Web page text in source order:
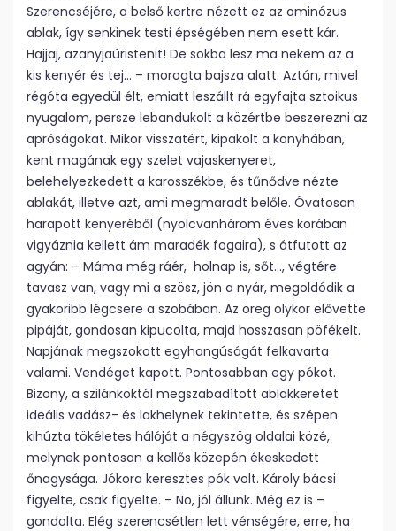
Szerencséjére, a belső kertre nézett ez az ominózus
ablak, így senkinek testi épségében nem esett kár.
Hajjaj, azanyjaúristenit! De sokba lesz ma nekem az a
kis kenyér és tej… – morogta bajsza alatt. Aztán, mivel
régóta egyedül élt, emiatt leszállt rá egyfajta sztoikus
nyugalom, persze lebandukolt a közértbe beszerezni az
apróságokat. Mikor visszatért, kipakolt a konyhában,
kent magának egy szelet vajaskenyeret,
belehelyezkedett a karosszékbe, és tűnődve nézte
ablakát, illetve azt, ami megmaradt belőle. Óvatosan
harapott kenyeréből (nyolcvanhárom éves korában
vigyáznia kellett ám maradék fogaira), s átfutott az
agyán: – Máma még ráér, holnap is, sőt…, végtére
tavasz van, vagy mi a szösz, jön a nyár, megoldódik a
gyakoribb légcsere a szobában. Az öreg olykor elővette
pipáját, gondosan kipucolta, majd hosszasan pöfékelt.
Napjának megszokott egyhangúságát felkavarta
valami. Vendéget kapott. Pontosabban egy pókot.
Bizony, a szilánkoktól megszabadított ablakkeretet
ideális vadász- és lakhelynek tekintette, és szépen
kihúzta tökéletes hálóját a négyszög oldalai közé,
melynek pontosan a kellős közepén ékeskedett
őnagysága. Jókora keresztes pók volt. Károly bácsi
figyelte, csak figyelte. – No, jól állunk. Még ez is –
gondolta. Elég szerencsétlen lett vénségére, erre, ha